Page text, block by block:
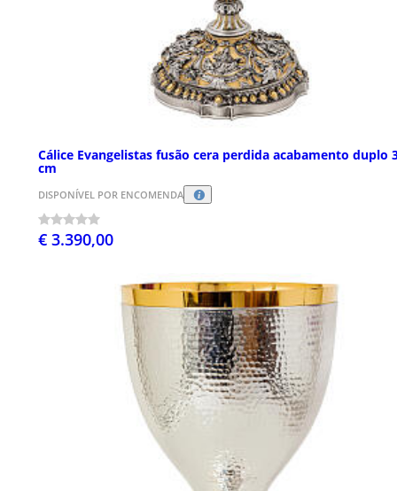
Cálice Evangelistas fusão cera perdida acabamento duplo
cm
DISPONÍVEL POR ENCOMENDA
€ 3.390,00